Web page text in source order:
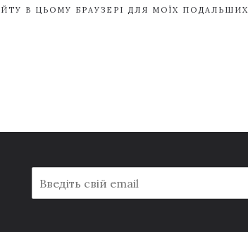
В ЦЬОМУ БРАУЗЕРІ ДЛЯ МОЇХ ПОДАЛЬШИХ
m
a